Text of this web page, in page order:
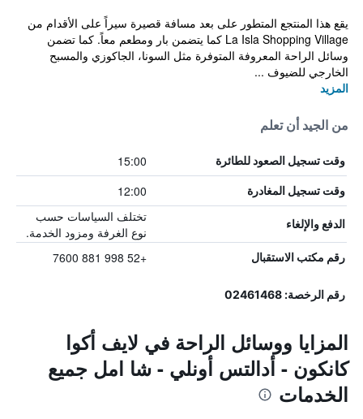
يقع هذا المنتجع المتطور على بعد مسافة قصيرة سيراً على الأقدام من
La Isla Shopping Village كما يتضمن بار ومطعم معاً. كما تضمن
وسائل الراحة المعروفة المتوفرة مثل السونا، الجاكوزي والمسبح
الخارجي للضيوف ...
المزيد
من الجيد أن تعلم
وقت تسجيل الصعود للطائرة 15:00
وقت تسجيل المغادرة 12:00
الدفع والإلغاء
تختلف السياسات حسب
نوع الغرفة ومزود الخدمة.
رقم مكتب الاستقبال +52 998 881 7600
رقم الرخصة: 02461468
المزايا ووسائل الراحة في لايف أكوا
كانكون - أدالتس أونلي - شا امل جميع
الخدمات